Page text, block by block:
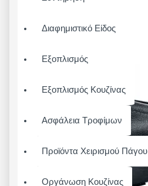
Διαφημιστικό Είδος
Εξοπλισμός
Εξοπλισμός Κουζίνας
Ασφάλεια Τροφίμων
Προϊόντα Χειρισμού Πάγου
Οργάνωση Κουζίνας